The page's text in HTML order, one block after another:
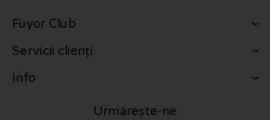
Fuyor Club
Servicii clienți
Info
Urmărește-ne